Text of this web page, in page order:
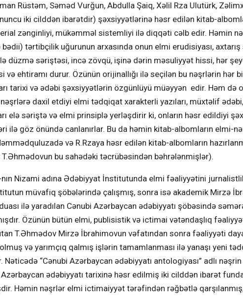
Rüstəm, Səməd Vurğun, Abdulla Şaiq, Xəlil Rza Ulutürk,
iki cilddən ibarətdir) şəxsiyyətlərinə həsr edilən kitab-
zənginliyi, mükəmməl sistemliyi ilə diqqəti cəlb edir. Həmin
tərtibçilik uğurunun arxasında onun elmi erudisiyası,
düzmə səriştəsi, incə zövqü, işinə dərin məsuliyyət hissi, hər
ehtiramı durur. Özünün orijinallığı ilə seçilən bu nəşrlərin hər
tarixi və ədəbi şəxsiyyətlərin özgünlüyü müəyyən edir. Həm də
daxil etdiyi elmi tədqiqat xarakterli yazıları, müxtəlif
elə səriştə və elmi prinsiplə yerləşdirir ki, onların həsr edildiyi
ilə göz önündə canlanırlar. Bu da həmin kitab-albomların elmi-
və R.Rzaya həsr edilən kitab-albomların
T.Əhmədovun bu sahədəki təcrübəsindən bəhrələnmişlər).
Nizami adına Ədəbiyyat İnstitutunda elmi fəaliyyətini
müvafiq şöbələrində çalışmış, sonra isə akademik Mirzə
ilə yaradılan Cənubi Azərbaycan ədəbiyyatı şöbəsində
Özünün bütün elmi, publisistik və ictimai vətəndaşlıq
T.Əhmədov Mirzə İbrahimovun vəfatından sonra fəaliyyəti
və yarımçıq qalmış işlərin tamamlanması ilə yanaşı yeni
Nəticədə “Cənubi Azərbaycan ədəbiyyatı antologiyası” adlı
ədəbiyyatı tarixinə həsr edilmiş iki cilddən ibarət
Həmin nəşrlər elmi ictimaiyyət tərəfindən rəğbətlə